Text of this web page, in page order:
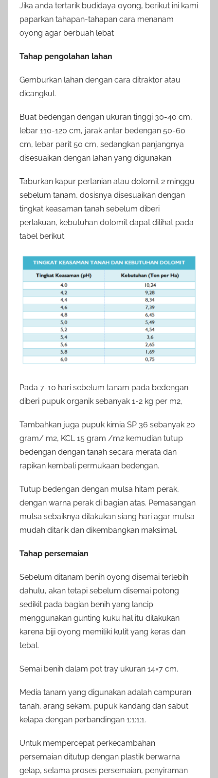
Jika anda tertarik budidaya oyong, berikut ini kami
paparkan tahapan-tahapan cara menanam
oyong agar berbuah lebat
Tahap pengolahan lahan
Gemburkan lahan dengan cara ditraktor atau
dicangkul.
Buat bedengan dengan ukuran tinggi 30-40 cm,
lebar 110-120 cm, jarak antar bedengan 50-60
cm, lebar parit 50 cm, sedangkan panjangnya
disesuaikan dengan lahan yang digunakan.
Taburkan kapur pertanian atau dolomit 2 minggu
sebelum tanam, dosisnya disesuaikan dengan
tingkat keasaman tanah sebelum diberi
perlakuan, kebutuhan dolomit dapat dilihat pada
tabel berikut.
Pada 7-10 hari sebelum tanam pada bedengan
diberi pupuk organik sebanyak 1-2 kg per m2,
Tambahkan juga pupuk kimia SP 36 sebanyak 20
gram/ m2, KCL 15 gram /m2 kemudian tutup
bedengan dengan tanah secara merata dan
rapikan kembali permukaan bedengan.
Tutup bedengan dengan mulsa hitam perak,
dengan warna perak di bagian atas. Pemasangan
mulsa sebaiknya dilakukan siang hari agar mulsa
mudah ditarik dan dikembangkan maksimal.
Tahap persemaian
Sebelum ditanam benih oyong disemai terlebih
dahulu, akan tetapi sebelum disemai potong
sedikit pada bagian benih yang lancip
menggunakan gunting kuku hal itu dilakukan
karena biji oyong memiliki kulit yang keras dan
tebal.
Semai benih dalam pot tray ukuran 14×7 cm.
Media tanam yang digunakan adalah campuran
tanah, arang sekam, pupuk kandang dan sabut
kelapa dengan perbandingan 1:1:1:1.
Untuk mempercepat perkecambahan
persemaian ditutup dengan plastik berwarna
gelap, selama proses persemaian, penyiraman